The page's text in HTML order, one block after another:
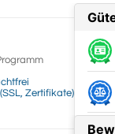
Zertifikate)